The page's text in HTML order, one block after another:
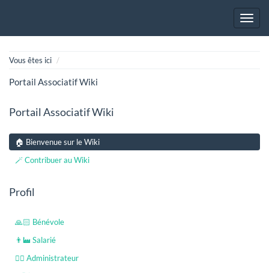
Vous êtes ici
Portail Associatif Wiki
Portail Associatif Wiki
🏠 Bienvenue sur le Wiki
🪄 Contribuer au Wiki
Profil
🙏🏻 Bénévole
👨‍🏭 Salarié
👩‍⚖️ Administrateur